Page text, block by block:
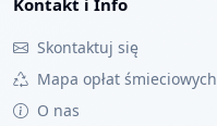
Kontakt i Info
Skontaktuj się
Mapa opłat śmieciowych
O nas